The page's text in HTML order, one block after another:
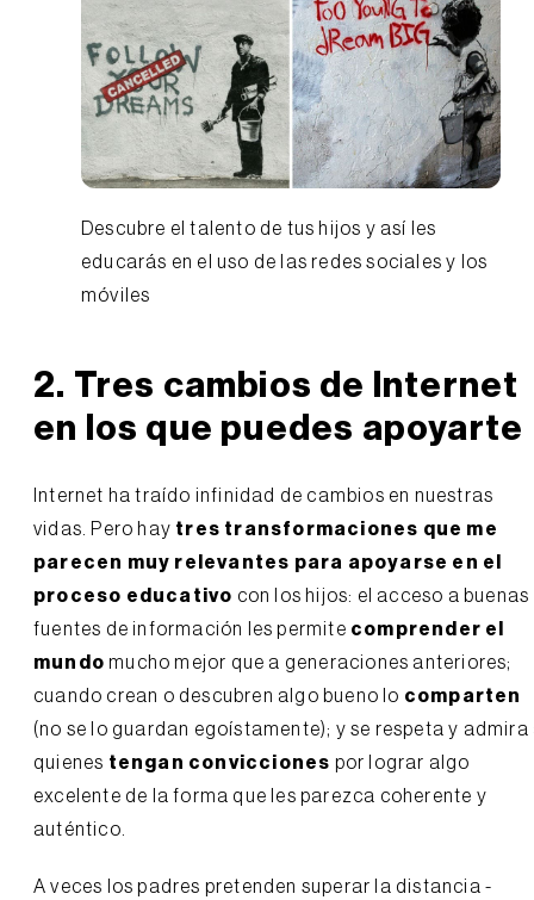
Descubre el talento de tus hijos y así les
educarás en el uso de las redes sociales y los
móviles
2. Tres cambios de Internet
en los que puedes apoyarte
Internet ha traído infinidad de cambios en nuestras
vidas. Pero hay tres transformaciones que me
parecen muy relevantes para apoyarse en el
proceso educativo con los hijos: el acceso a buenas
fuentes de información les permite comprender el
mundo mucho mejor que a generaciones anteriores;
cuando crean o descubren algo bueno lo comparten
(no se lo guardan egoístamente); y se respeta y admira
quienes tengan convicciones por lograr algo
excelente de la forma que les parezca coherente y
auténtico.
A veces los padres pretenden superar la distancia -